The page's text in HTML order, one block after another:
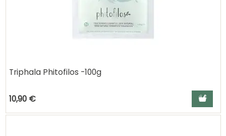
Triphala Phitofilos -100g
10,90 € Ajouter